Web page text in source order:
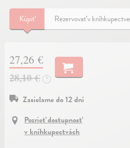
Kúpiť Rezervovať v kníhkupectve
27,26 €
28,10 €
?
Zasielame do 12 dní
Pozrieť dostupnosť
v kníhkupectvách